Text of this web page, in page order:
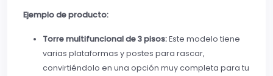
Ejemplo de producto:
Torre multifuncional de 3 pisos:Este modelo tiene
varias plataformas y postes para rascar,
convirtiéndolo en una opción muy completa para tu